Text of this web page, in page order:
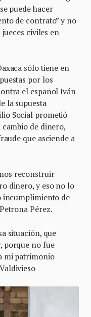
puede hacer
de contrato” y no
civiles en
sólo tiene en
por los
el español Iván
la supuesta
Social prometió
de dinero,
que asciende a
reconstruir
dinero, y eso no lo
incumplimiento de
Pérez.
situación, que
porque no fue
mi patrimonio